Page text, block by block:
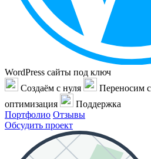
WordPress сайты под ключ
Создаём с нуля
Переносим
оптимизация
Поддержка
Портфолио Отзывы
Обсудить проект